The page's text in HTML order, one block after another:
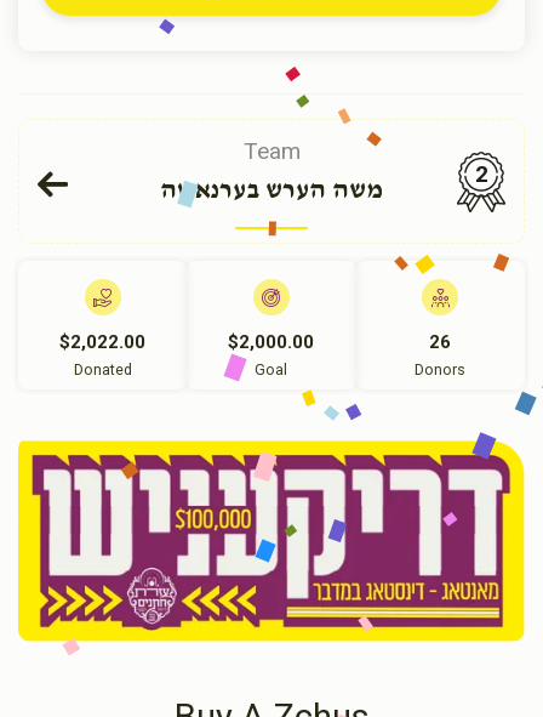
Team
משה הערש בערנאטה
2
$2,022.00
Donated
$2,000.00
Goal
26
Donors